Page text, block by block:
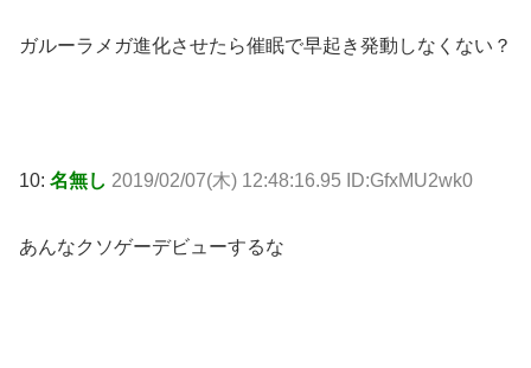
ガルーラメガ進化させたら催眠で早起き発動しなくない？
10: 名無し 2019/02/07(木) 12:48:16.95 ID:GfxMU2wk0
あんなクソゲーデビューするな